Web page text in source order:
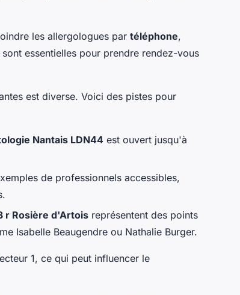
les allergologues par téléphone,
essentielles pour prendre rendez-vous
est diverse. Voici des pistes pour
Nantais LDN44 est ouvert jusqu'à
de professionnels accessibles,
r Rosière d'Artois représentent des points
Isabelle Beaugendre ou Nathalie Burger.
1, ce qui peut influencer le